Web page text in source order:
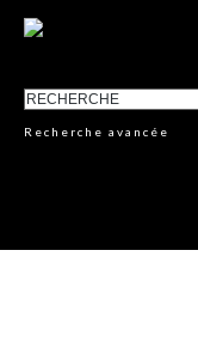
Recherche avancée